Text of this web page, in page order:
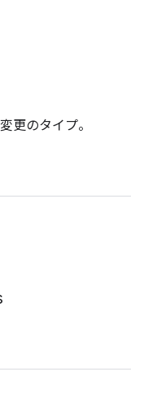
更のタイプ。